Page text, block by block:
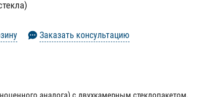
Заказать консультацию